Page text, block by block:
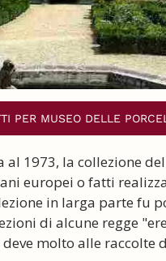
PER MUSEO DELLE
1973, la collezione
europei o fatti
in larga parte fu
di alcune regge
molto alle raccolte